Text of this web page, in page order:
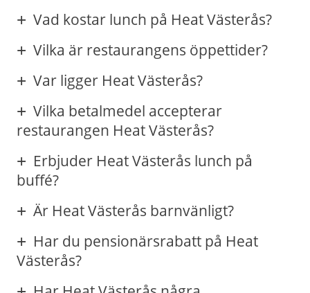
Vad kostar lunch på Heat Västerås?
Vilka är restaurangens öppettider?
Var ligger Heat Västerås?
Vilka betalmedel accepterar
restaurangen Heat Västerås?
Erbjuder Heat Västerås lunch på
buffé?
Är Heat Västerås barnvänligt?
Har du pensionärsrabatt på Heat
Västerås?